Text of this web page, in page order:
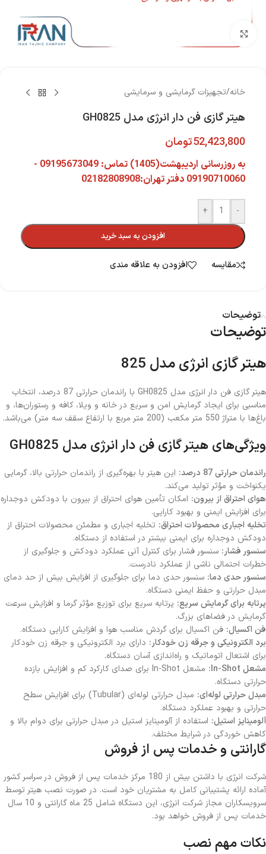
خانه/تجهیزات گرمایشی و سرمایشی
هیتر گازی فن دار انرژی مدل GH0825
52,423,800تومان
به روزرسانی اردیبهشت(1405) تماس: 09195673049 -
09190710060 دفتر تهران:02182808908
-
+
افزودن به سبد خرید
مقایسه افزودن به علاقه مندی
توضیحات
توضیحات
هیتر گازی انرژی مدل 825
هیتر گازی فن دار انرژی مدل GH0825 با راندمان حرارتی 87 درصد، انتخاب
مناسبی برای ایجاد گرمایش امن و سریع در خانه و ویلا، کافه و رستوران‌ها، و
باغ‌ها با متراژ 550 متر مکعب (200 متر مربع با ارتفاع سقف سه متر) می‌باشد.
ویژگی‌های هیتر گازی فن دار انرژی مدل GH0825
راندمان حرارتی 87 درصد:
این هیتر با بهره‌گیری از راندمان حرارتی بالا، گرمایی
یکنواخت و مؤثر تولید می‌کند.
هوای احتراق از بیرون: امکان تأمین هوای احتراق از بیرون با دودکش دوجداره
برای افزایش ایمنی و بهبود کارایی.
تخلیه اجباری محصولات احتراق: تخلیه اجباری و مطمئن محصولات احتراق از
دودکش دوجداره برای ایمنی بیشتر در استفاده از دستگاه.
سنسور فشار: سنسور فشار برای کنترل آنی عملکرد دودکش و جلوگیری از
خطرات احتمالی ناشی از عملکرد نادرست.
سنسور حدی دما: سنسور حدی دما برای جلوگیری از افزایش بیش از حد دمای
مبدل حرارتی و حفظ ایمنی دستگاه.
پرتابه برای گرمایش سریع: پرتابه سریع برای توزیع مؤثر گرما و افزایش سرعت
گرمایش در فضاهای بزرگ.
فن اکسیال: فن اکسیال برای گردش مناسب هوا و افزایش کارایی دستگاه.
برد الکترونیکی و جرقه زن خودکار: دارای برد الکترونیکی و جرقه زن خودکار
برای اشتعال اتوماتیک و راه‌اندازی آسان دستگاه.
مشعل In-Shot:
مشعل In-Shot برای صدای کارکرد کم و افزایش بازده
حرارتی دستگاه.
مبدل حرارتی لوله‌ای:
مبدل حرارتی لوله‌ای (Tubular) برای افزایش سطح
حرارتی و بهبود عملکرد دستگاه.
آلومینایز استیل: استفاده از آلومینایز استیل در مبدل حرارتی برای دوام بالا و
کاهش خوردگی در شرایط مختلف.
گارانتی و خدمات پس از فروش
شرکت انرژی با داشتن بیش از 180 مرکز خدمات پس از فروش در سراسر کشور
آماده ارائه پشتیبانی کامل به مشتریان خود است. در صورت نصب هیتر توسط
سرویسکاران مجاز شرکت انرژی، این دستگاه شامل 25 ماه گارانتی و 10 سال
خدمات پس از فروش خواهد بود.
نکات مهم نصب